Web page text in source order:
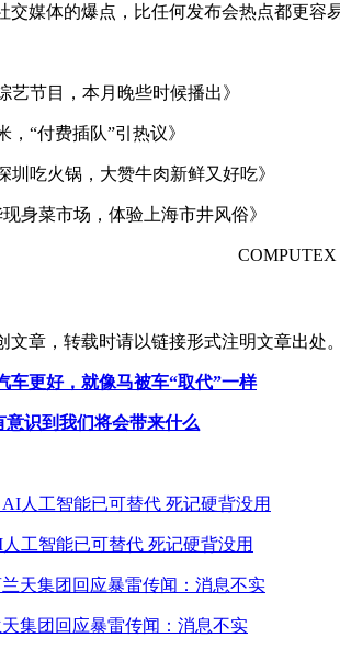
媒体的爆点，比任何发布会热点都更容易
艺节目，本月晚些时候播出》
，“付费插队”引热议》
圳吃火锅，大赞牛肉新鲜又好吃》
身菜市场，体验上海市井风俗》
章，转载时请以链接形式注明文章出处。
车更好，就像马被车“取代”一样
意识到我们将会带来什么
工智能已可替代 死记硬背没用
集团回应暴雷传闻：消息不实